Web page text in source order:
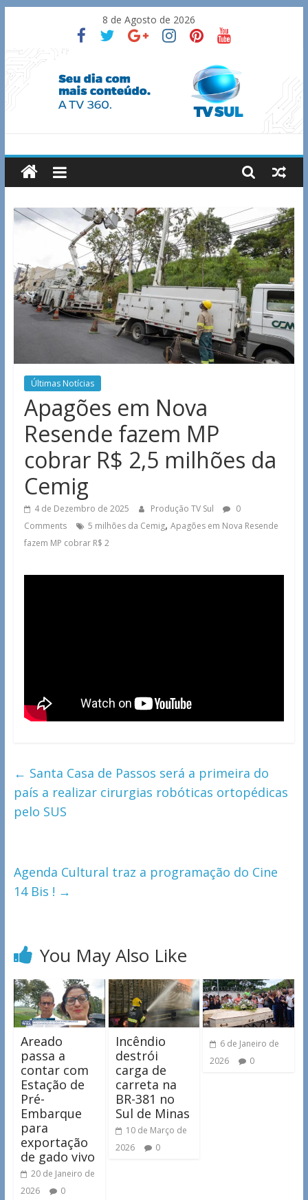
content
8 de Agosto de 2026
TV
Sul
Notícias
e
região.
Últimas Notícias
Apagões em Nova
Resende fazem MP
cobrar R$ 2,5 milhões da
Cemig
4 de Dezembro de 2025 Produção TV Sul
0
Comments
5 milhões da Cemig, Apagões em Nova Resende
fazem MP cobrar R$ 2
← Santa Casa de Passos será a primeira do
país a realizar cirurgias robóticas ortopédicas
pelo SUS
Agenda Cultural traz a programação do Cine
14 Bis ! →
You May Also Like
Areado
passa a
contar com
Estação de
Pré-
Embarque
para
exportação
de gado vivo
20 de Janeiro de
2026
0
Incêndio
destrói
carga de
carreta na
BR-381 no
Sul de Minas
10 de Março de
2026
0
6 de Janeiro de
2026
0